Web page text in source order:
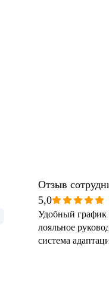
Отзыв
5,0
Удобный график
лояльное
система